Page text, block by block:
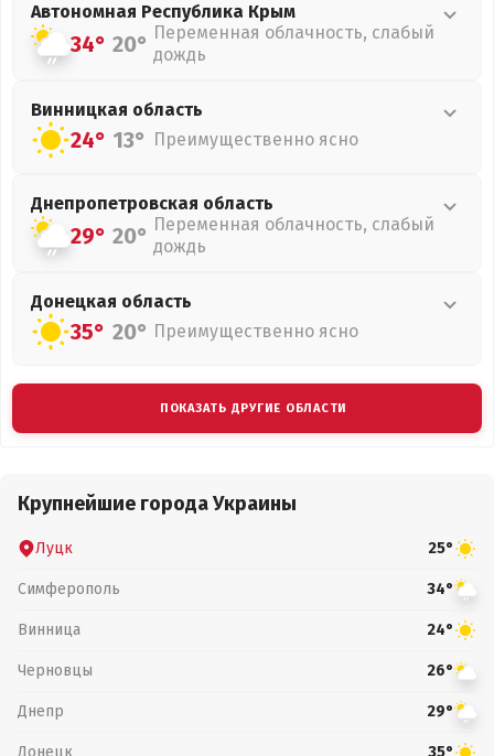
Автономная Республика Крым
34° 20° Переменная облачность, слабый
дождь
Винницкая область
24° 13° Преимущественно ясно
Днепропетровская область
29° 20° Переменная облачность, слабый
дождь
Донецкая область
35° 20° Преимущественно ясно
ПОКАЗАТЬ ДРУГИЕ ОБЛАСТИ
Крупнейшие города Украины
Луцк 25°
Симферополь 34°
Винница 24°
Черновцы 26°
Днепр 29°
Донецк 35°